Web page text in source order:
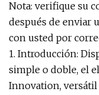
Nota: verifique su
después de enviar
con usted por
1. Introducción:
simple o doble, el
Innovation, versátil